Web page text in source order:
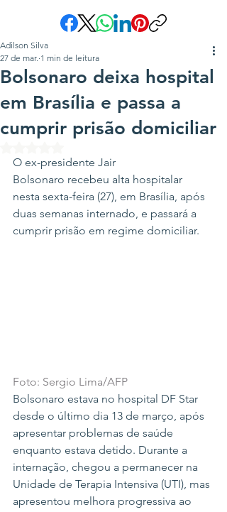
Bolsonaro deixa hospital
em Brasília e passa a
cumprir prisão domiciliar
Adilson Silva
27 de mar. 1 min de leitura
O ex-presidente Jair
Bolsonaro recebeu alta hospitalar
nesta sexta-feira (27), em Brasília, após
duas semanas internado, e passará a
cumprir prisão em regime domiciliar.
Foto: Sergio Lima/AFP
Bolsonaro estava no hospital DF Star
desde o último dia 13 de março, após
apresentar problemas de saúde
enquanto estava detido. Durante a
internação, chegou a permanecer na
Unidade de Terapia Intensiva (UTI), mas
apresentou melhora progressiva ao